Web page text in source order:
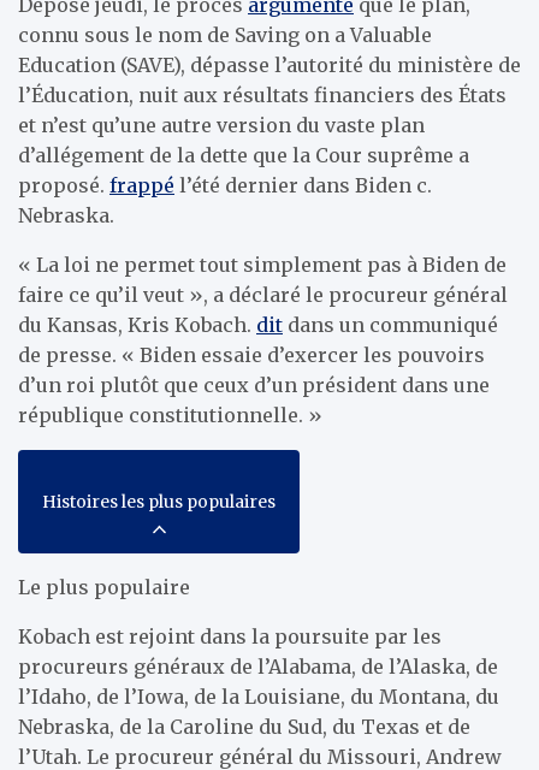
Déposé jeudi, le procès argumente que le plan,
connu sous le nom de Saving on a Valuable
Education (SAVE), dépasse l’autorité du ministère de
l’Éducation, nuit aux résultats financiers des États
et n’est qu’une autre version du vaste plan
d’allégement de la dette que la Cour suprême a
proposé. frappé l’été dernier dans Biden c.
Nebraska.
« La loi ne permet tout simplement pas à Biden de
faire ce qu’il veut », a déclaré le procureur général
du Kansas, Kris Kobach. dit dans un communiqué
de presse. « Biden essaie d’exercer les pouvoirs
d’un roi plutôt que ceux d’un président dans une
république constitutionnelle. »
Histoires les plus populaires
Le plus populaire
Kobach est rejoint dans la poursuite par les
procureurs généraux de l’Alabama, de l’Alaska, de
l’Idaho, de l’Iowa, de la Louisiane, du Montana, du
Nebraska, de la Caroline du Sud, du Texas et de
l’Utah. Le procureur général du Missouri, Andrew